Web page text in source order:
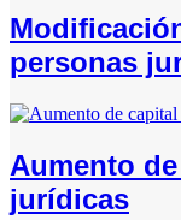
personas
Aumento
jurídicas